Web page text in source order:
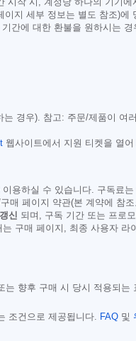
작 시, 계정당 하나의 기기
지 세부 정보는 별도 참조)
에 대한 환불을 원하시는
경우). 참고: 주문/제품이 여
웹사이트에서 지원 티켓을 열
용하실 수 있습니다. 구독료
매 페이지 약관(본 계약에 참
신
되며, 구독 기간 또는 프로
구매 페이지, 최종 사용자 라
향후 구매 시 당시 적용되
조건으로 제공됩니다. FAQ 및